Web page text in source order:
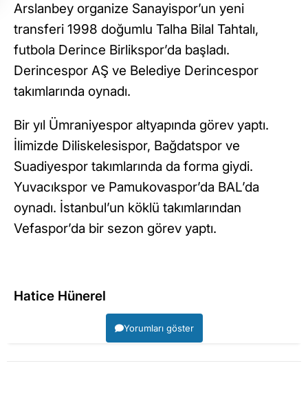
Arslanbey organize Sanayispor’un yeni
transferi 1998 doğumlu Talha Bilal Tahtalı,
futbola Derince Birlikspor’da başladı.
Derincespor AŞ ve Belediye Derincespor
takımlarında oynadı.
Bir yıl Ümraniyespor altyapında görev yaptı.
İlimizde Diliskelesispor, Bağdatspor ve
Suadiyespor takımlarında da forma giydi.
Yuvacıkspor ve Pamukovaspor’da BAL’da
oynadı. İstanbul’un köklü takımlarından
Vefaspor’da bir sezon görev yaptı.
Hatice Hünerel
Yorumları göster